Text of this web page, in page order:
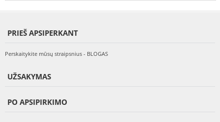
PRIEŠ APSIPERKANT
Perskaitykite mūsų straipsnius - BLOGAS
UŽSAKYMAS
PO APSIPIRKIMO